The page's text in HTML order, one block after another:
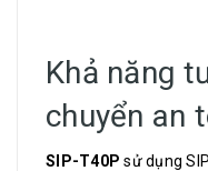
Khả năng
chuyển an
SIP-T40P sử dụng